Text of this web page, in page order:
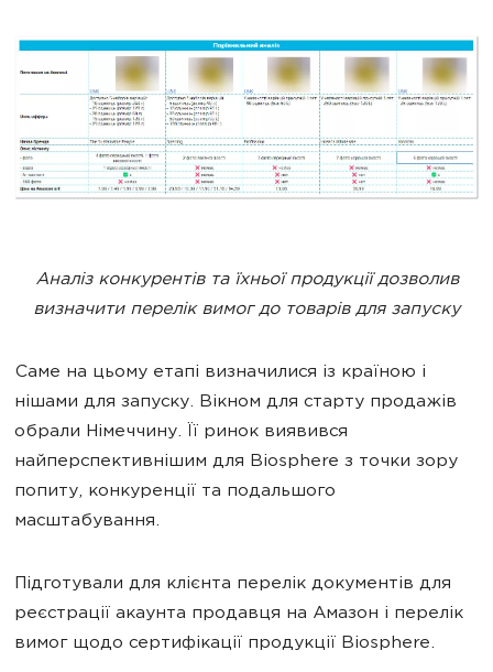
Аналіз конкурентів та їхньої продукції дозволив
визначити перелік вимог до товарів для запуску
Саме на цьому етапі визначилися із країною і
нішами для запуску. Вікном для старту продажів
обрали Німеччину. Її ринок виявився
найперспективнішим для Biosphere з точки зору
попиту, конкуренції та подальшого
масштабування.
Підготували для клієнта перелік документів для
реєстрації акаунта продавця на Амазон і перелік
вимог щодо сертифікації продукції Biosphere.